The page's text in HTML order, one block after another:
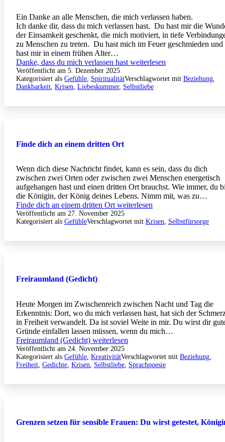
Ein Danke an alle Menschen, die mich verlassen haben.
Ich danke dir, dass du mich verlassen hast. Du hast mir die
der Einsamkeit geschenkt, die mich motiviert, in tiefe
zu Menschen zu treten. Du hast mich im Feuer geschmieden und
hast mir in einem frühen Alter…
Danke, dass du mich verlassen hast weiterlesen
Veröffentlicht am 5. Dezember 2025
Kategorisiert als Gefühle SpiritualitätVerschlagwortet mit Beziehung
Dankbarkeit Krisen Liebeskummer, Selbstliebe
Finde dich an einem dritten Ort
Wenn dich diese Nachricht findet, kann es sein, dass du dich
zwischen zwei Orten oder zwischen zwei Menschen energetisch
aufgehangen hast und einen dritten Ort brauchst. Wie immer, du
die Königin, der König deines Lebens. Nimm mit, was zu…
Finde dich an einem dritten Ort weiterlesen
Veröffentlicht am 27. November 2025
Kategorisiert als GefühleVerschlagwortet mit Krisen, Selbstfürsorge
Freiraumland (Gedicht)
Heute Morgen im Zwischenreich zwischen Nacht und Tag die
Erkenntnis: Dort, wo du mich verlassen hast, hat sich der
in Freiheit verwandelt. Da ist soviel Weite in mir. Du wirst dir
Gründe einfallen lassen müssen, wenn du mich…
Freiraumland (Gedicht) weiterlesen
Veröffentlicht am 24. November 2025
Kategorisiert als Gefühle KreativitätVerschlagwortet mit Beziehung
Freiheit Gedichte Krisen Selbstliebe Sprachpoesie
Grenzen setzen für sensible Frauen: Du wirst getestet,